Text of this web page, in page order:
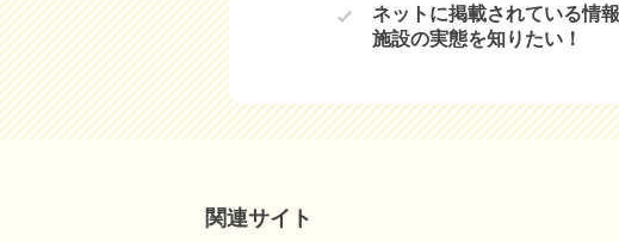
ネットに掲載されている情報
施設の実態を知りたい！
関連サイト